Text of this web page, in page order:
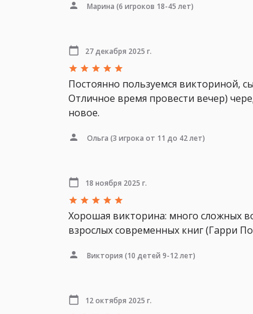
Марина (6 игроков 18-45 лет)
27 декабря 2025 г.
Постоянно пользуемся викториной,
Отличное время провести вечер)
новое.
Ольга (3 игрока от 11 до 42 лет)
18 ноября 2025 г.
Хорошая викторина: много сложных
взрослых современных книг (Гарри
Виктория (10 детей 9-12 лет)
12 октября 2025 г.